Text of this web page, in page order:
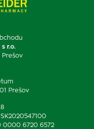
s r.o.
Prešov
Prešov
SK2020547100
0000 6720 6572